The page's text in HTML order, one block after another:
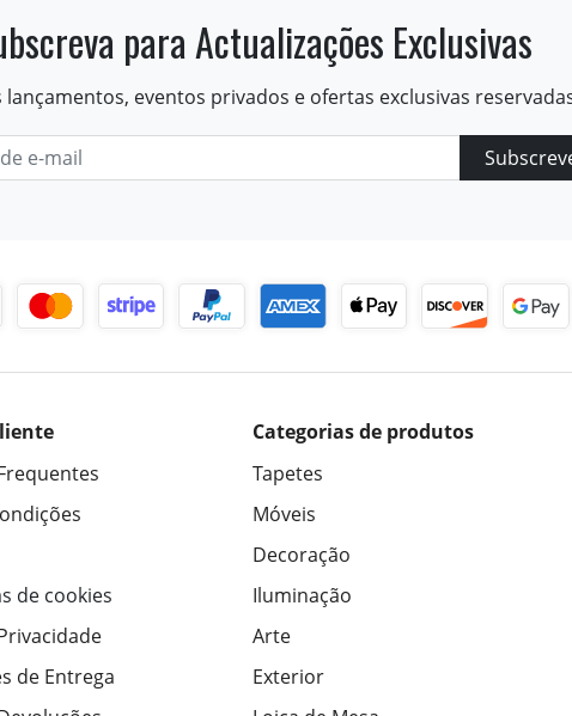
para Actualizações Exclusivas
eventos privados e ofertas exclusivas
de cookies
de Entrega
Categorias de produtos
Tapetes
Móveis
Decoração
Iluminação
Arte
Exterior